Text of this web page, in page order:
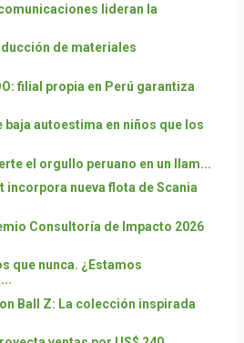
lideran la
de materiales
filial propia en Perú garantiza
baja autoestima en niños que los
el orgullo peruano en un llam...
incorpora nueva flota de Scania
Consultoría de Impacto 2026
que nunca. ¿Estamos
Ball Z: La colección inspirada